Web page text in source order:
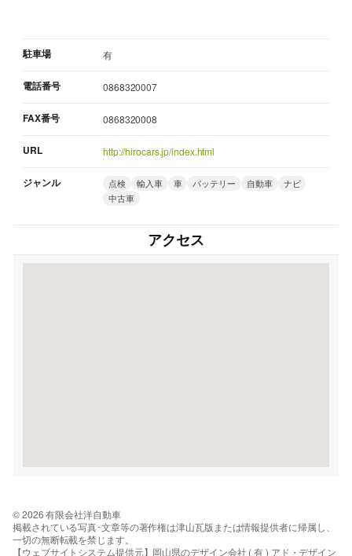
駐車場 有
電話番号 0868320007
FAX番号 0868320008
URL http://hirocars.jp/index.html
ジャンル 点検 輸入車 車 バッテリー 自動車
ナビ
中古車
アクセス
© 2026 有限会社洋自動車
掲載されている写真･文章等の著作権は津山瓦版または情報提供者に帰属し、
一切の無断転載を禁じます。
【ウェブサイトシステム提供元】岡山県のデザイン会社 ( 有 ) アド・デザイン